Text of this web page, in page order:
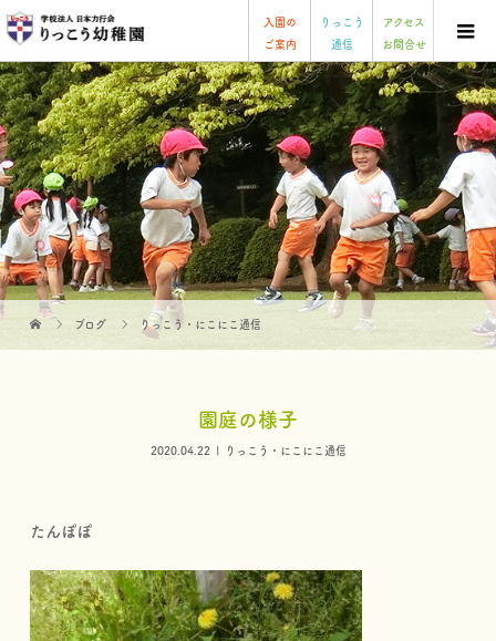
入園の
ご案内
りっこう
通信
アクセス
お問合せ
ブログ りっこう・にこにこ通信
園庭の様子
2020.04.22 りっこう・にこにこ通信
たんぽぽ